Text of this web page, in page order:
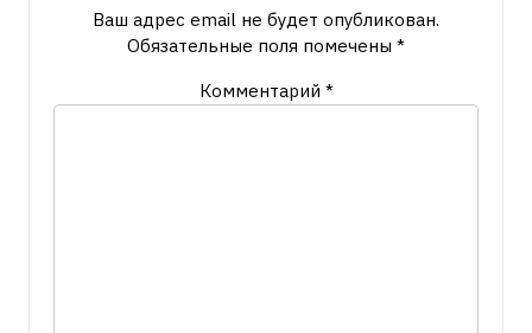
Ваш адрес email не будет опубликован.
Обязательные поля помечены *
Комментарий *